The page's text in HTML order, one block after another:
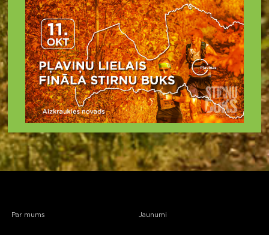
Par mums Jaunumi